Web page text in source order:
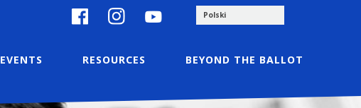
EVENTS RESOURCES BEYOND THE BALLOT